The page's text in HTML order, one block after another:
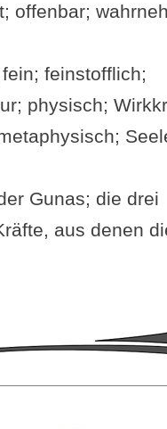
offenbar;
feinstofflich;
physisch;
Gunas; die drei
aus denen